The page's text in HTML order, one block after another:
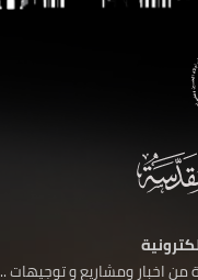
اخبار ومشاريع و توجيهات